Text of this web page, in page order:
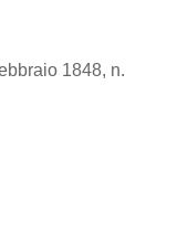
1848, n.